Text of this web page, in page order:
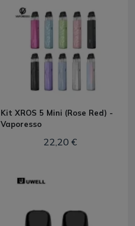
Kit XROS 5 Mini (Rose Red) -
Vaporesso
22,20 €